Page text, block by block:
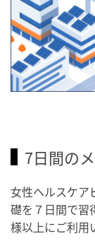
7日間の
女性ヘルスケア
礎を７日間で習
様以上にご利用